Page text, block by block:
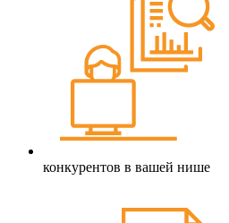
конкурентов в вашей нише